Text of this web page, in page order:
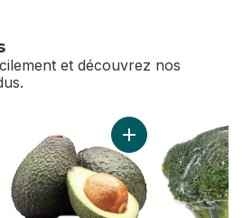
et découvrez nos
Bleuets au panierAjouter Avocats au